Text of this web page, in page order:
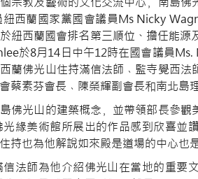
西蘭國家黨國會議員Ms Nicky
紐西蘭國會排名第三順位、擔任能
於8月14日中午12時在國會議員
蘭佛光山住持滿信法師﹑監寺覺西法
蔡素芬會長﹑陳榮輝副會長和南北島
佛光山的建築概念﹐並帶領部長參觀
緣美術館所展出的作品感到欣喜並
持也為他解說如來殿是道場的中心也
法師為他介紹佛光山在當地的重要